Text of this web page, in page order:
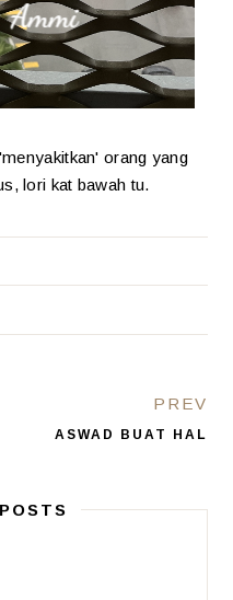
orang yang
lori kat bawah tu.
PREV
ASWAD BUAT HAL